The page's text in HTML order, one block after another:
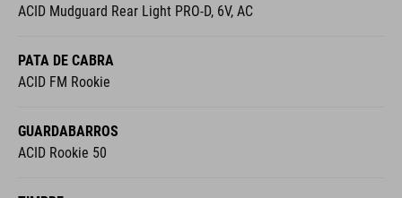
ACID Mudguard Rear Light PRO-D, 6V, AC
PATA DE CABRA
ACID FM Rookie
GUARDABARROS
ACID Rookie 50